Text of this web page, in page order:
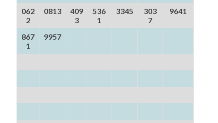
062
2
0813
409
3
536
1
3345
303
7
9641
867
1
9957